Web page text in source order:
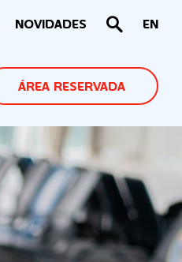
NOVIDADES EN
ÁREA RESERVADA